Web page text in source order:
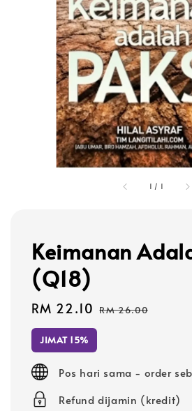
1 / 1
Keimanan
(Q18)
Sale
price
RM 22.10 Regular
RM 26.00
JIMAT 15%
Pos hari sama - order
Refund dijamin (kredit)